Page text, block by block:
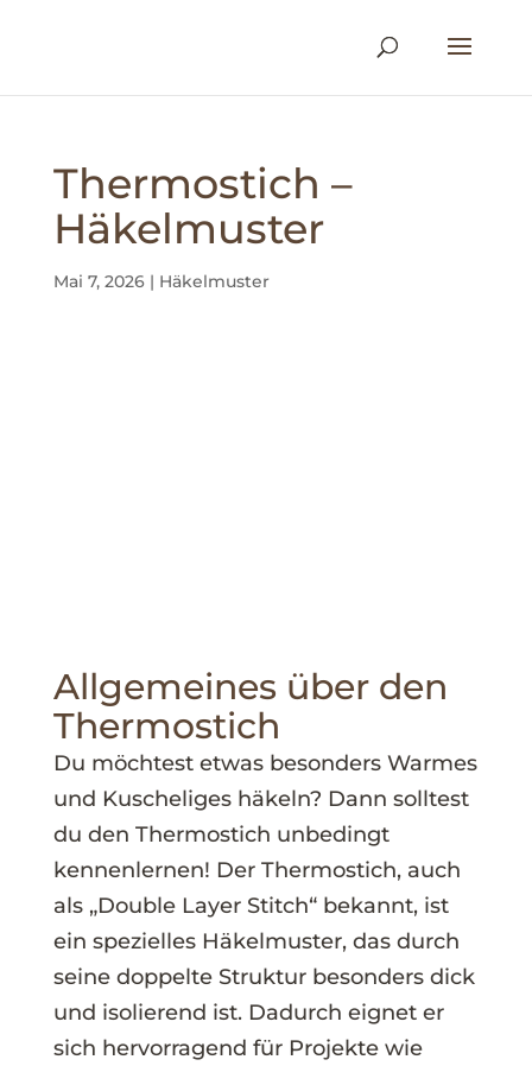
Thermostich –
Häkelmuster
Mai 7, 2026| Häkelmuster
Allgemeines über den
Thermostich
Du möchtest etwas besonders Warmes
und Kuscheliges häkeln? Dann solltest
du den Thermostich unbedingt
kennenlernen! Der Thermostich, auch
als „Double Layer Stitch“ bekannt, ist
ein spezielles Häkelmuster, das durch
seine doppelte Struktur besonders dick
und isolierend ist. Dadurch eignet er
sich hervorragend für Projekte wie